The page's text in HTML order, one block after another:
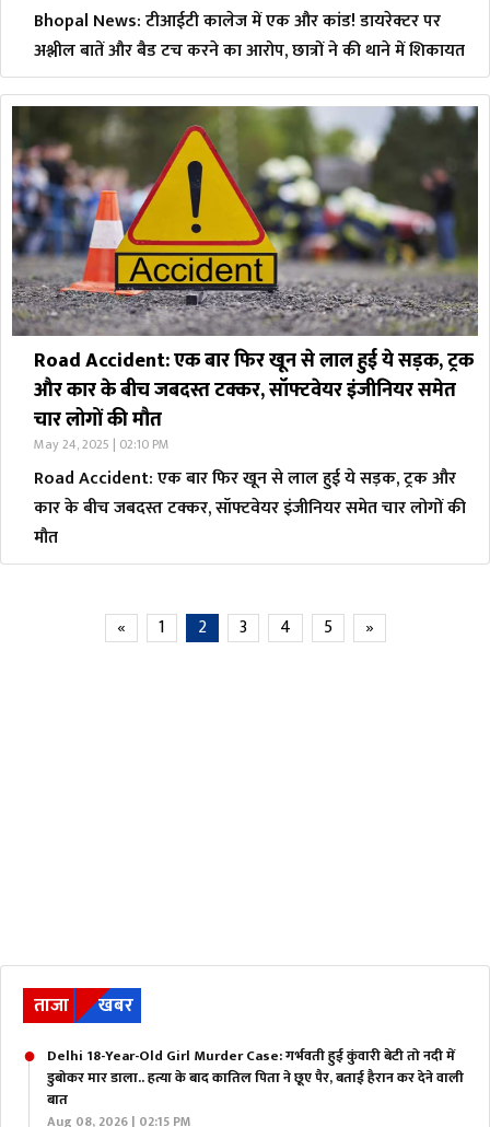
Bhopal News: टीआईटी कालेज में एक और कांड! डायरेक्टर पर
अश्लील बातें और बैड टच करने का आरोप, छात्रों ने की थाने में शिकायत
Road Accident: एक बार फिर खून से लाल हुई ये सड़क, ट्रक
और कार के बीच जबदस्त टक्कर, सॉफ्टवेयर इंजीनियर समेत
चार लोगों की मौत
May 24, 2025 | 02:10 PM
Road Accident: एक बार फिर खून से लाल हुई ये सड़क, ट्रक और
कार के बीच जबदस्त टक्कर, सॉफ्टवेयर इंजीनियर समेत चार लोगों की
मौत
« 1 2 3 4 5 »
ताजा खबर
Delhi 18-Year-Old Girl Murder Case: गर्भवती हुई कुंवारी बेटी तो नदी में
डुबोकर मार डाला.. हत्या के बाद कातिल पिता ने छूए पैर, बताई हैरान कर देने वाली
बात
Aug 08, 2026 | 02:15 PM